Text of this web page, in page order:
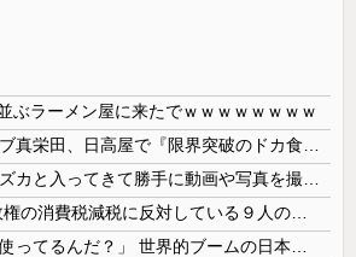
ぶラーメン屋に来たでｗｗｗｗｗｗｗｗ